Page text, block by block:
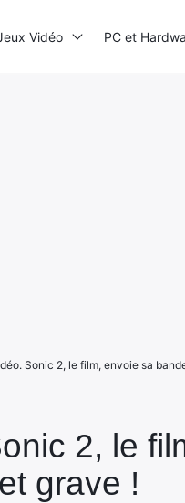
2, le
grave !
Sonic 2, le film, envoie sa
Vidéo PC et